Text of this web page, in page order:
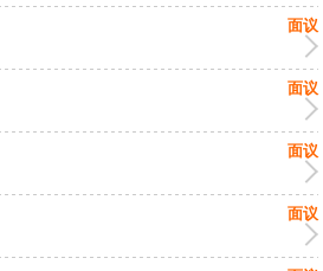
面议
面议
面议
面议